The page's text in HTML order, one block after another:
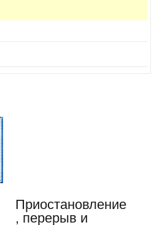
Приостановление
, перерыв и